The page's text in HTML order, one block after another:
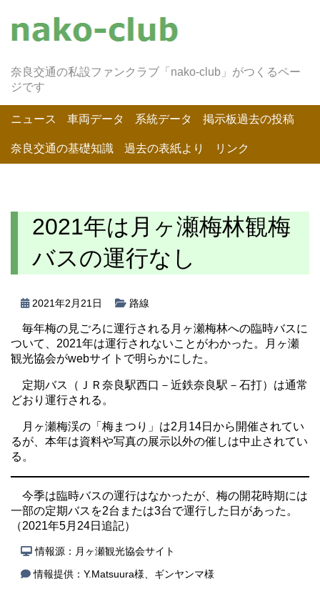
奈良交通の私設ファンクラブ「nako-club」がつくるペー
ジです
ニュース 車両データ 系統データ 掲示板過去の投稿
奈良交通の基礎知識 過去の表紙より リンク
2021年は月ヶ瀬梅林観梅
バスの運行なし
2021年2月21日 路線
毎年梅の見ごろに運行される月ヶ瀬梅林への臨時バスに
ついて、2021年は運行されないことがわかった。月ヶ瀬
観光協会がwebサイトで明らかにした。
定期バス（ＪＲ奈良駅西口－近鉄奈良駅－石打）は通常
どおり運行される。
月ヶ瀬梅渓の「梅まつり」は2月14日から開催されてい
るが、本年は資料や写真の展示以外の催しは中止されてい
る。
今季は臨時バスの運行はなかったが、梅の開花時期には
一部の定期バスを2台または3台で運行した日があった。
（2021年5月24日追記）
情報源： 月ヶ瀬観光協会サイト
情報提供：Y.Matsuura様、ギンヤンマ様